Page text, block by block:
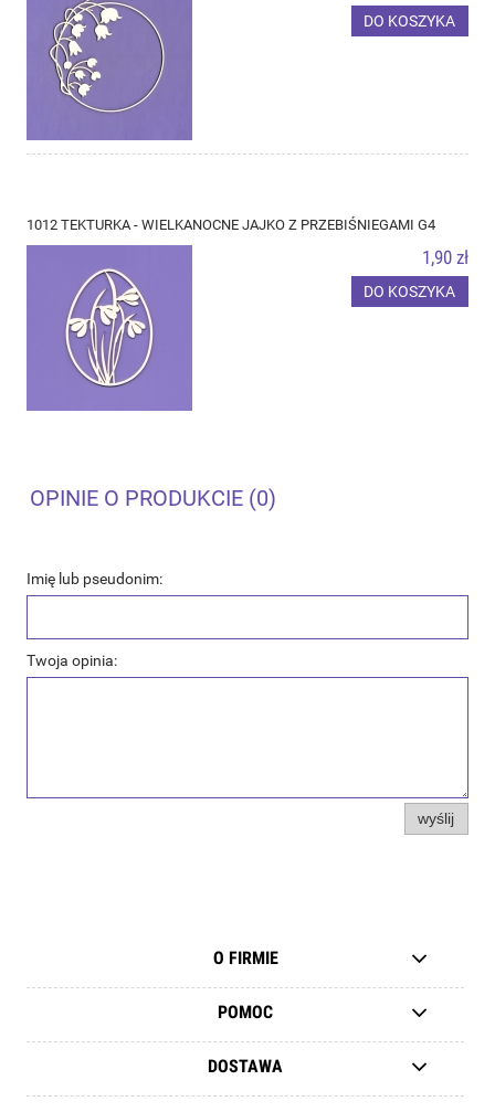
DO KOSZYKA
1012 TEKTURKA - WIELKANOCNE JAJKO Z PRZEBIŚNIEGAMI G4
1,90 zł
DO KOSZYKA
OPINIE O PRODUKCIE (0)
Imię lub pseudonim:
Twoja opinia:
wyślij
O FIRMIE
POMOC
DOSTAWA